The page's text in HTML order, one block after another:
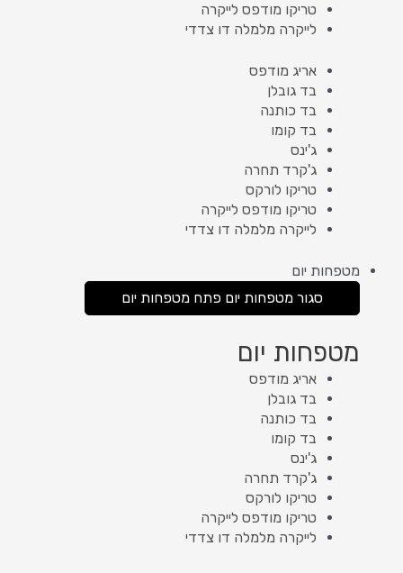
טריקו מודפס לייקרה
לייקרה מלמלה דו צדדי
אריג מודפס
בד גובלן
בד כותנה
בד קומו
ג'ינס
ג'קרד תחרה
טריקו לורקס
טריקו מודפס לייקרה
לייקרה מלמלה דו צדדי
מטפחות יום
סגור מטפחות יום פתח מטפחות יום
מטפחות יום
אריג מודפס
בד גובלן
בד כותנה
בד קומו
ג'ינס
ג'קרד תחרה
טריקו לורקס
טריקו מודפס לייקרה
לייקרה מלמלה דו צדדי